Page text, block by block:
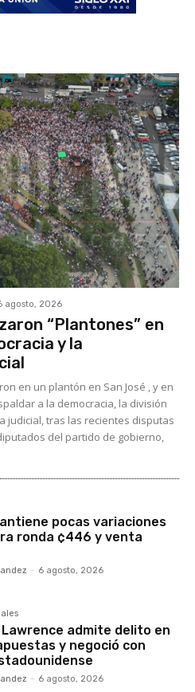
agosto, 2026
“Plantones” en
y la
en un plantón en San José , y en
a la democracia, la división
judicial, tras las recientes disputas
del partido de gobierno,
pocas variaciones
ronda ¢446 y venta
- 6 agosto, 2026
Lawrence admite delito en
y negoció con
- 6 agosto, 2026